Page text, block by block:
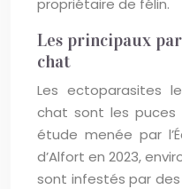
propriétaire de félin.
Les principaux
chat
Les ectoparasites
chat sont les puces
étude menée par
d’Alfort en 2023,
sont infestés par